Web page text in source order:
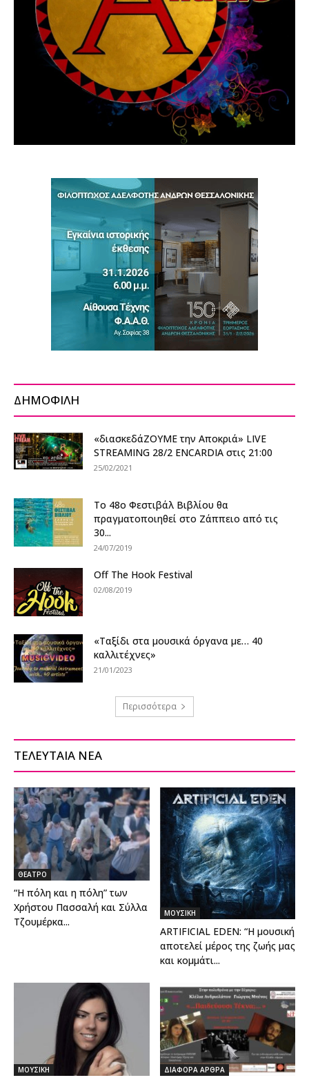
ΔΗΜΟΦΙΛΗ
«διασκεδάΖΟΥΜΕ την Αποκριά» LIVE
STREAMING 28/2 ENCARDIA στις 21:00
25/02/2021
Το 48ο Φεστιβάλ Βιβλίου θα
πραγματοποιηθεί στο Ζάππειο από τις
30...
24/07/2019
Off The Hook Festival
02/08/2019
«Ταξίδι στα μουσικά όργανα με… 40
καλλιτέχνες»
21/01/2023
Περισσότερα
ΤΕΛΕΥΤΑΙΑ ΝΕΑ
ΘΕΑΤΡΟ
“Η πόλη και η πόλη” των
Χρήστου Πασσαλή και Σύλλα
Τζουμέρκα...
ΜΟΥΣΙΚΗ
ARTIFICIAL EDEN: “Η μουσική
αποτελεί μέρος της ζωής μας
και κομμάτι...
ΜΟΥΣΙΚΗ ΔΙΑΦΟΡΑ ΑΡΘΡΑ